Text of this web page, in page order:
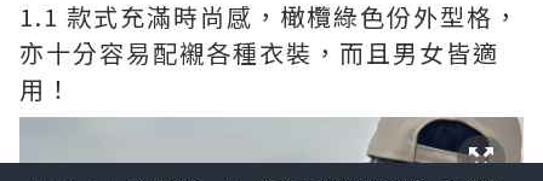
1.1 款式充滿時尚感，橄欖綠色份外型格，
亦十分容易配襯各種衣裝，而且男女皆適
用！